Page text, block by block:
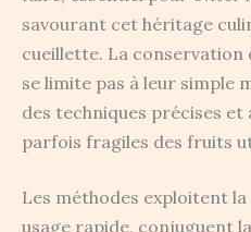
savourant cet héritage
cueillette. La conservation
se limite pas à leur simple
des techniques précises
parfois fragiles des fruits
Les méthodes exploitent
usage rapide, conjuguent